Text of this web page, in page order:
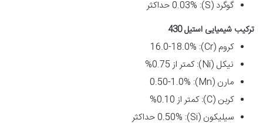
گوگرد (S): 0.03% حداکثر
ترکیب شیمیایی استیل 430
کروم (Cr): 16.0-18.0%
نیکل (Ni): کمتر از 0.75%
مارن (Mn): 0.50-1.0%
کربن (C): کمتر از 0.10%
سیلیکون (Si): 0.50% حداکثر